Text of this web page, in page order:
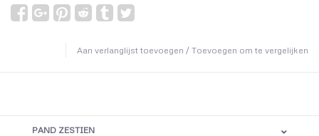
Aan verlanglijst toevoegen / Toevoegen om te vergelijken
PAND ZESTIEN